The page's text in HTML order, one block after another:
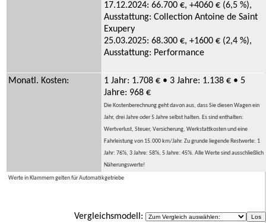
17.12.2024: 66.700 €, +4060 € (6,5 %),
Ausstattung: Collection Antoine de Saint
Exupery
25.03.2025: 68.300 €, +1600 € (2,4 %),
Ausstattung: Performance
Monatl. Kosten:
1 Jahr: 1.708 € • 3 Jahre: 1.138 € • 5
Jahre: 968 €
Die Kostenberechnung geht davon aus, dass Sie diesen Wagen ein
Jahr, drei Jahre oder 5 Jahre selbst halten. Es sind enthalten:
Wertverlust, Steuer, Versicherung, Werkstattkosten und eine
Fahrleistung von 15.000 km/Jahr. Zu grunde liegende Restwerte: 1
Jahr: 76%, 3 Jahre: 58%, 5 Jahre: 45%. Alle Werte sind ausschließlich
Näherungswerte!
Werte in Klammern gelten für Automatikgetriebe
Vergleichsmodell: